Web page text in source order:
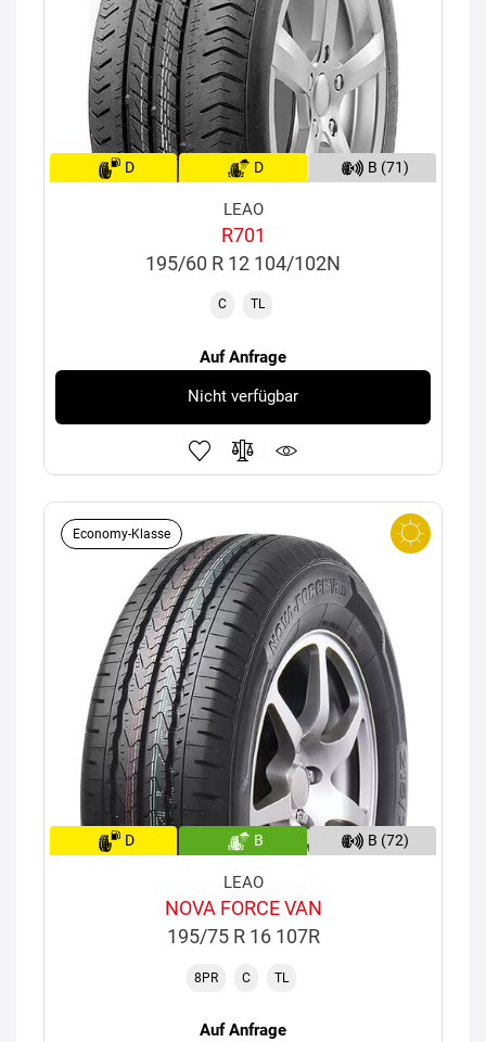
D D B (71)
LEAO
R701
195/60 R 12 104/102N
C TL
Auf Anfrage
Nicht verfügbar
Economy-Klasse
D B B (72)
LEAO
NOVA FORCE VAN
195/75 R 16 107R
8PR C TL
Auf Anfrage